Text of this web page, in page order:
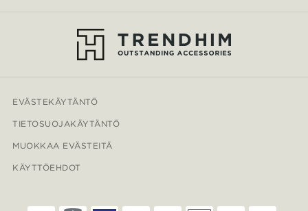
EVÄSTEKÄYTÄNTÖ
TIETOSUOJAKÄYTÄNTÖ
MUOKKAA EVÄSTEITÄ
KÄYTTÖEHDOT